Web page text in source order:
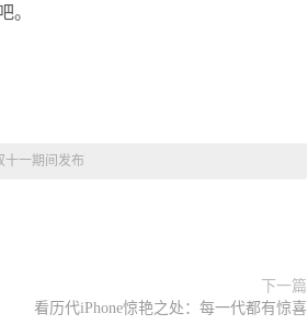
。
十一期间发布
下一篇
看历代iPhone惊艳之处：每一代都有惊喜